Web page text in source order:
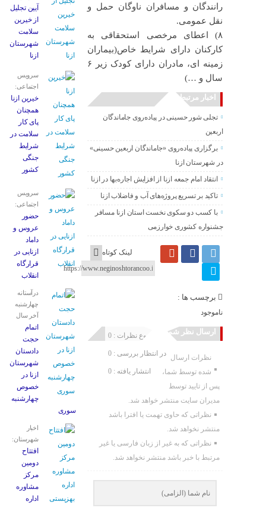
رانندگان و مسافران ناوگان حمل و
نقل عمومی.
۸) اعطای مرخصی استحقاقی به
کارکنان دارای شرایط خاص(بیماران
زمینه ای، مادران دارای کودک زیر ۶
سال و …)
اخبار مرتبط
تجلی شور حسینی در پیاده‌روی جاماندگان
اربعین
برگزاری پیاده‌روی «جاماندگان اربعین حسینی»
در شهرستان ازنا
انتقاد امام جمعه ازنا از افزایش اجاره‌بها در ازنا
تاکید بر تسریع پروژه‌های آب و فاضلاب ازنا
با کسب دو سکوی نخست استان ازنا مسافر
جشنواره کشوری خوارزمی
لینک کوتاه
برچسب ها :
ناموجود
ارسال نظر شما مجموع نظرات : 0
در انتظار بررسی : 0
انتشار یافته : 0
نظرات ارسال
شده توسط شما،
پس از تایید توسط
مدیران سایت منتشر خواهد شد.
نظراتی که حاوی تهمت یا افترا باشد
منتشر نخواهد شد.
نظراتی که به غیر از زبان فارسی یا غیر
مرتبط با خبر باشد منتشر نخواهد شد.
آیین تجلیل
از خیرین
سلامت
شهرستان
ازنا
سرویس
اجتماعی:
خیرین ازنا
همچنان
پای کار
سلامت در
شرایط
جنگی
کشور
سرویس
اجتماعی:
حضور
عروس و
داماد
ازنایی در
قرارگاه
انقلاب
درآستانه
چهارشنبه
آخر سال
اتمام
حجت
دادستان
شهرستان
ازنا در
خصوص
چهارشنبه
‌سوری
اخبار
شهرستان:
افتتاح
دومین
مرکز
مشاوره
اداره